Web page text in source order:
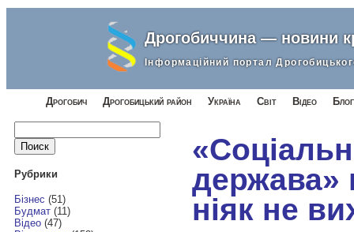
Дрогобиччина — новини
Інформаційний портал
Дрогобич Дрогобицький район Україна Світ Відео
Найти:
Рубрики
Бізнес (51)
Будмат(11)
Відео(47)
держава»
ніяк не